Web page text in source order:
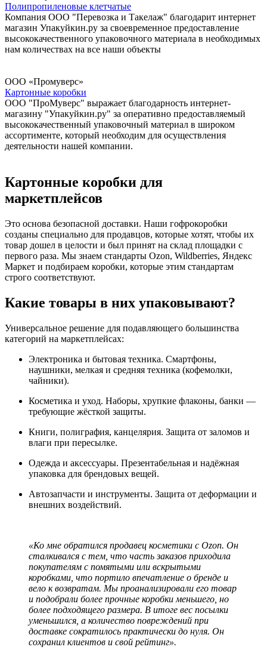
Полипропиленовые клетчатые
Компания ООО "Перевозка и Такелаж" благодарит интернет
магазин Упакуйкин.ру за своевременное предоставление
высококачественного упаковочного материала в необходимых
нам количествах на все наши объекты
ООО «Промуверс»
Картонные коробки
ООО "ПроМуверс" выражает благодарность интернет-
магазину "Упакуйкин.ру" за оперативно предоставляемый
высококачественный упаковочный материал в широком
ассортименте, который необходим для осуществления
деятельности нашей компании.
Картонные коробки для
маркетплейсов
Это основа безопасной доставки. Наши гофрокоробки
созданы специально для продавцов, которые хотят, чтобы их
товар дошел в целости и был принят на склад площадки с
первого раза. Мы знаем стандарты Ozon, Wildberries, Яндекс
Маркет и подбираем коробки, которые этим стандартам
строго соответствуют.
Какие товары в них упаковывают?
Универсальное решение для подавляющего большинства
категорий на маркетплейсах:
Электроника и бытовая техника. Смартфоны,
наушники, мелкая и средняя техника (кофемолки,
чайники).
Косметика и уход. Наборы, хрупкие флаконы, банки —
требующие жёсткой защиты.
Книги, полиграфия, канцелярия. Защита от заломов и
влаги при пересылке.
Одежда и аксессуары. Презентабельная и надёжная
упаковка для брендовых вещей.
Автозапчасти и инструменты. Защита от деформации и
внешних воздействий.
«Ко мне обратился продавец косметики с Ozon. Он
сталкивался с тем, что часть заказов приходила
покупателям с помятыми или вскрытыми
коробками, что портило впечатление о бренде и
вело к возвратам. Мы проанализировали его товар
и подобрали более прочные коробки меньшего, но
более подходящего размера. В итоге вес посылки
уменьшился, а количество повреждений при
доставке сократилось практически до нуля. Он
сохранил клиентов и свой рейтинг».